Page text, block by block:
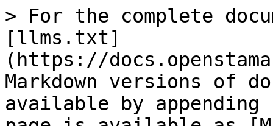
> For the complete
[llms.txt]
(https://
Markdown versions of
available by